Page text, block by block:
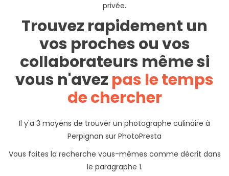
privée.
Trouvez rapidement un
vos proches ou vos
collaborateurs même si
vous n'avez pas le temps
de chercher
Il y'a 3 moyens de trouver un photographe culinaire à
Perpignan sur PhotoPresta
Vous faites la recherche vous-mêmes comme décrit dans
le paragraphe 1.